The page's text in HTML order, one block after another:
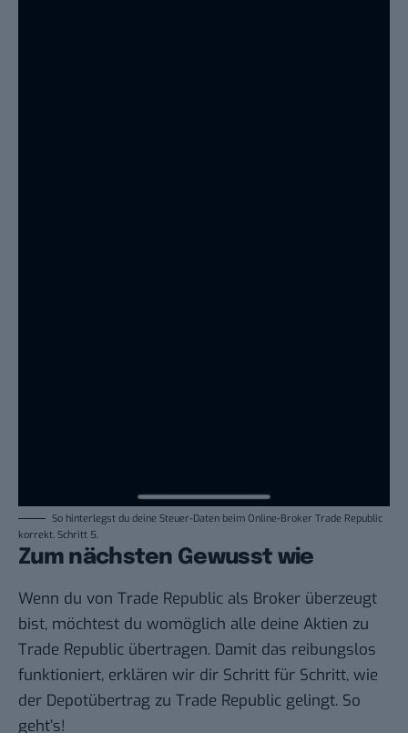
So hinterlegst du deine Steuer-Daten beim Online-Broker Trade Republic
korrekt. Schritt 5.
Zum nächsten Gewusst wie
Wenn du von Trade Republic als Broker überzeugt
bist, möchtest du womöglich alle deine Aktien zu
Trade Republic übertragen. Damit das reibungslos
funktioniert, erklären wir dir Schritt für Schritt, wie
der Depotübertrag zu Trade Republic gelingt. So
geht’s!